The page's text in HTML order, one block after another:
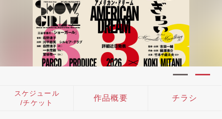
スケジュール
/チケット
作品概要 チラシ